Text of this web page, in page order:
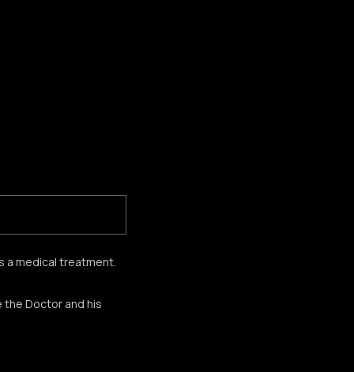
a medical treatment.
Doctor and his